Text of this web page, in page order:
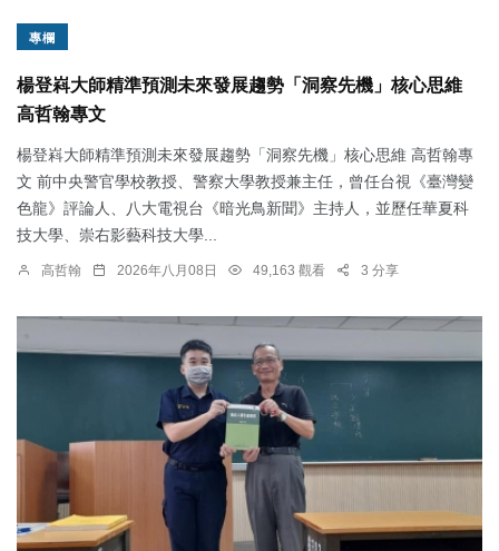
專欄
楊登嵙大師精準預測未來發展趨勢「洞察先機」核心思維
高哲翰專文
楊登嵙大師精準預測未來發展趨勢「洞察先機」核心思維 高哲翰專
文 前中央警官學校教授、警察大學教授兼主任，曾任台視《臺灣變
色龍》評論人、八大電視台《暗光鳥新聞》主持人，並歷任華夏科
技大學、崇右影藝科技大學...
高哲翰 2026年八月08日 49,163 觀看 3 分享